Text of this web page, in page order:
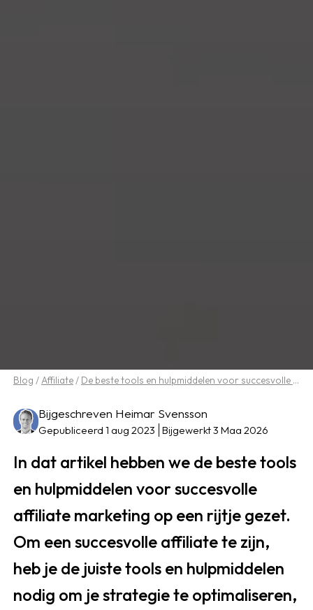
Blog /Affiliate/ De beste tools en hulpmiddelen voor succesvolle affiliate marketing.
Bijgeschreven Heimar Svensson
Gepubliceerd 1 aug 2023 Bijgewerkt 3 Maa 2026
In dat artikel hebben we de beste tools
en hulpmiddelen voor succesvolle
affiliate marketing op een rijtje gezet.
Om een succesvolle affiliate te zijn,
heb je de juiste tools en hulpmiddelen
nodig om je strategie te optimaliseren,